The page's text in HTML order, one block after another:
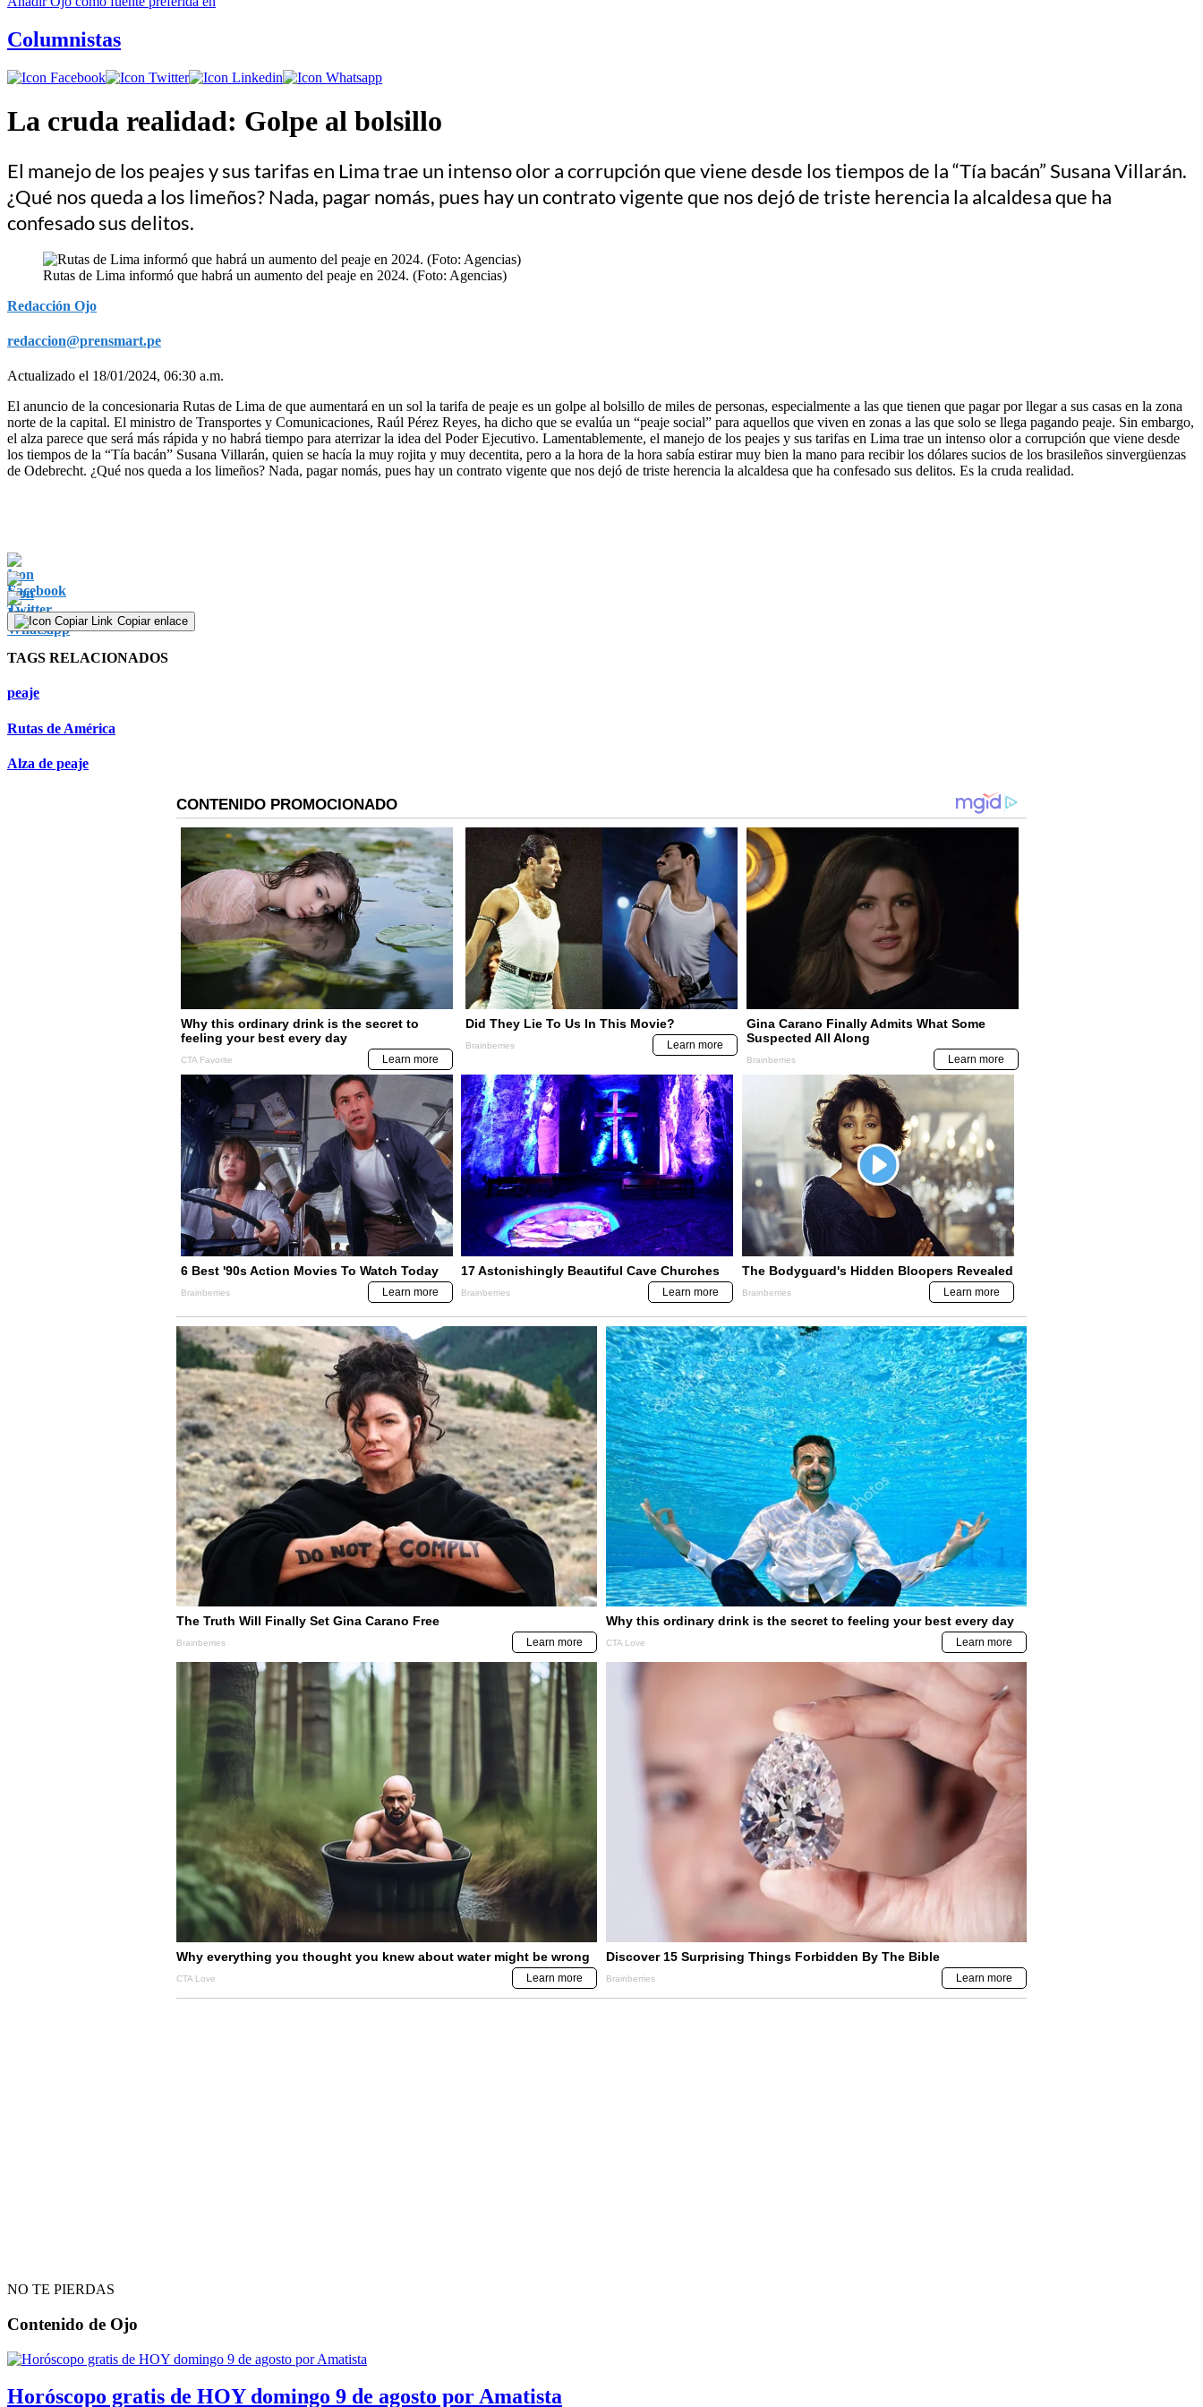
Columnistas
La cruda realidad: Golpe al bolsillo
El manejo de los peajes y sus tarifas en Lima trae un intenso olor a corrupción que viene desde los tiempos de la “Tía bacán” Susana Villarán.
¿Qué nos queda a los limeños? Nada, pagar nomás, pues hay un contrato vigente que nos dejó de triste herencia la alcaldesa que ha
confesado sus delitos.
Rutas de Lima informó que habrá un aumento del peaje en 2024. (Foto: Agencias)
Redacción Ojo
redaccion@prensmart.pe
Actualizado el 18/01/2024, 06:30 a.m.
El anuncio de la concesionaria Rutas de Lima de que aumentará en un sol la tarifa de peaje es un golpe al bolsillo de miles de personas, especialmente a las que tienen que pagar por llegar a sus casas en la zona
norte de la capital. El ministro de Transportes y Comunicaciones, Raúl Pérez Reyes, ha dicho que se evalúa un “peaje social” para aquellos que viven en zonas a las que solo se llega pagando peaje. Sin embargo,
el alza parece que será más rápida y no habrá tiempo para aterrizar la idea del Poder Ejecutivo. Lamentablemente, el manejo de los peajes y sus tarifas en Lima trae un intenso olor a corrupción que viene desde
los tiempos de la “Tía bacán” Susana Villarán, quien se hacía la muy rojita y muy decentita, pero a la hora de la hora sabía estirar muy bien la mano para recibir los dólares sucios de los brasileños sinvergüenzas
de Odebrecht. ¿Qué nos queda a los limeños? Nada, pagar nomás, pues hay un contrato vigente que nos dejó de triste herencia la alcaldesa que ha confesado sus delitos. Es la cruda realidad.
Copiar enlace
TAGS RELACIONADOS
peaje
Rutas de América
Alza de peaje
NO TE PIERDAS
Contenido de Ojo
Horóscopo gratis de HOY domingo 9 de agosto por Amatista